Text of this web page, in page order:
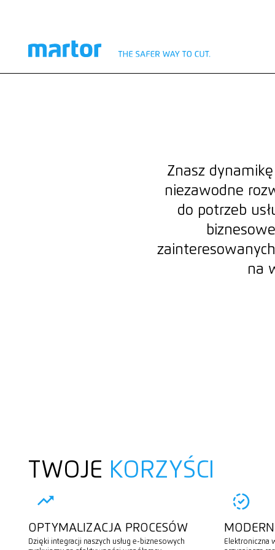
WYDAJNOŚĆ CYFROWA
ROZWIĄZANIA E-
Znasz
niezawodne
do potrzeb
na
TWOJE KORZYŚCI
OPTYMALIZACJA PROCESÓW
Dzięki integracji naszych usług e-biznesowych
Elektroniczna